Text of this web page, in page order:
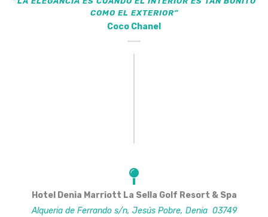
COMO EL EXTERIOR”
Coco Chanel
Hotel Denia Marriott La Sella Golf Resort & Spa
Alqueria de Ferrando s/n, Jesús Pobre, Denia 03749